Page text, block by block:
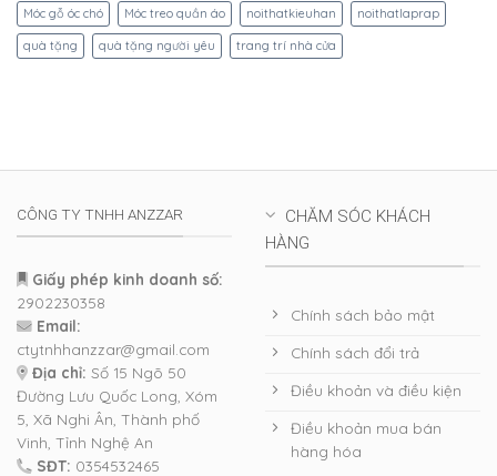
Móc gỗ óc chó Móc treo quần áo noithatkieuhan noithatlaprap
quà tặng quà tặng người yêu trang trí nhà cửa
CÔNG TY TNHH ANZZAR
Giấy phép kinh doanh số:
2902230358
Email:
ctytnhhanzzar@gmail.com
Địa chỉ: Số 15 Ngõ 50
Đường Lưu Quốc Long, Xóm
5, Xã Nghi Ân, Thành phố
Vinh, Tỉnh Nghệ An
SĐT: 0354532465
CHĂM SÓC KHÁCH
HÀNG
Chính sách bảo mật
Chính sách đổi trả
Điều khoản và điều kiện
Điều khoản mua bán
hàng hóa